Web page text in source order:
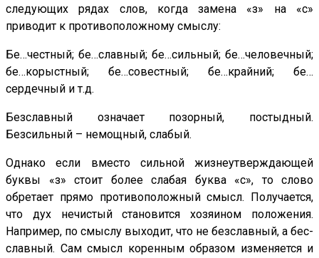
следующих рядах слов, когда замена «з» на «с»
приводит к противоположному смыслу:
Бе…честный; бе…славный; бе…сильный; бе…человечный;
бе…корыстный; бе…совестный; бе…крайний; бе…
сердечный и т.д.
Безславный означает позорный, постыдный.
Безсильный – немощный, слабый.
Однако если вместо сильной жизнеутверждающей
буквы «з» стоит более слабая буква «с», то слово
обретает прямо противоположный смысл. Получается,
что дух нечистый становится хозяином положения.
Например, по смыслу выходит, что не безславный, а бес-
славный. Сам смысл коренным образом изменяется и